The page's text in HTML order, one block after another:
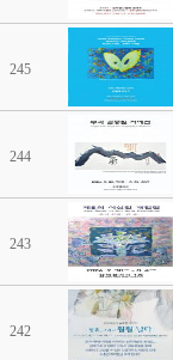
245
244
243
242